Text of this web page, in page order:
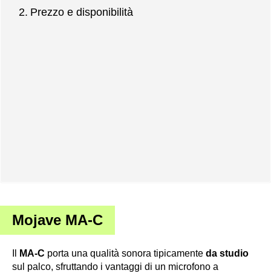
Prezzo e disponibilità
Mojave MA-C
MA-C porta una qualità sonora tipicamente da studio
sul palco, sfruttando i vantaggi di un microfono a